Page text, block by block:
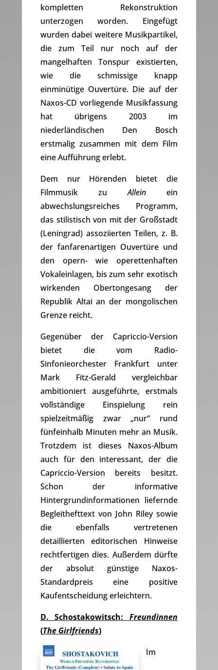
kompletten Rekonstruktion
unterzogen worden. Eingefügt
wurden dabei weitere Musikpartikel,
die zum Teil nur noch auf der
mangelhaften Tonspur existierten,
wie die schmissige knapp
einminütige Ouvertüre. Die auf der
Naxos-CD vorliegende Musikfassung
hat übrigens 2003 im
niederländischen Den Bosch
erstmalig zusammen mit dem Film
eine Aufführung erlebt.
Dem nur Hörenden bietet die
Filmmusik zuAllein ein
abwechslungsreiches Programm,
das stilistisch von mit der Großstadt
(Leningrad) assoziierten Teilen, z. B.
der fanfarenartigen Ouvertüre und
den opern- wie operettenhaften
Vokaleinlagen, bis zum sehr exotisch
wirkenden Obertongesang der
Republik Altai an der mongolischen
Grenze reicht.
Gegenüber der Capriccio-Version
bietet die vom Radio-
Sinfonieorchester Frankfurt unter
Mark Fitz-Gerald vergleichbar
ambitioniert ausgeführte, erstmals
vollständige Einspielung rein
spielzeitmäßig zwar „nur“ rund
fünfeinhalb Minuten mehr an Musik.
Trotzdem ist dieses Naxos-Album
auch für den interessant, der die
Capriccio-Version bereits besitzt.
Schon der informative
Hintergrundinformationen liefernde
Begleithefttext von John Riley sowie
die ebenfalls vertretenen
detaillierten editorischen Hinweise
rechtfertigen dies. Außerdem dürfte
der absolut günstige Naxos-
Standardpreis eine positive
Kaufentscheidung erleichtern.
D. Schostakowitsch:Freundinnen
(The Girlfriends)
Im